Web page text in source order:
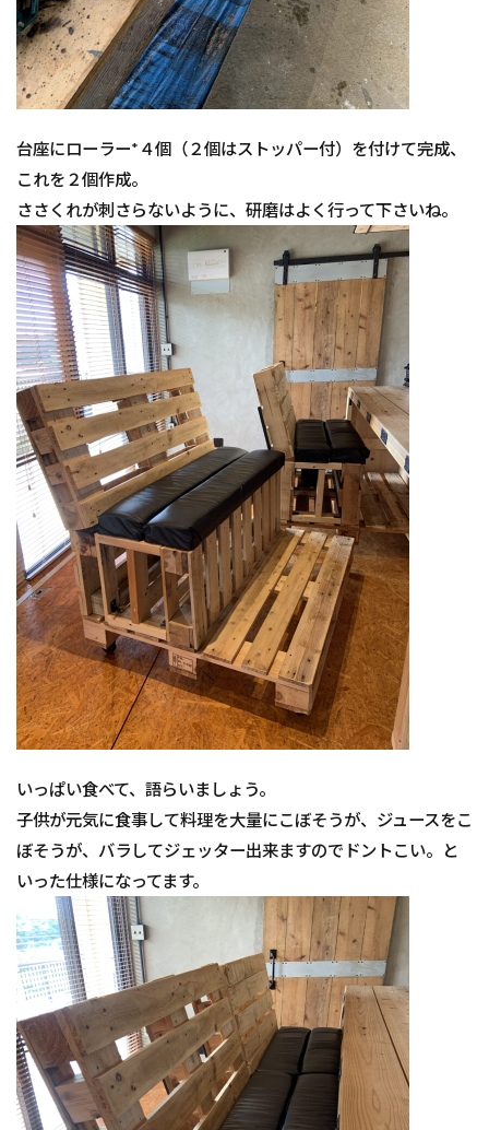
台座にローラー*４個（２個はストッパー付）を付けて完成、
これを２個作成。
ささくれが刺さらないように、研磨はよく行って下さいね。
いっぱい食べて、語らいましょう。
子供が元気に食事して料理を大量にこぼそうが、ジュースをこ
ぼそうが、バラしてジェッター出来ますのでドントこい。と
いった仕様になってます。